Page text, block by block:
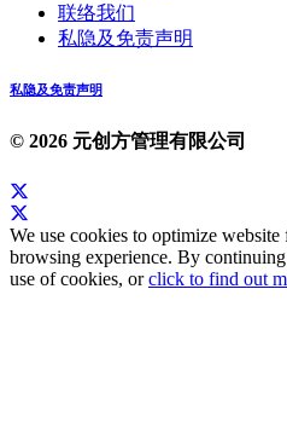
联络我们
私隐及免责声明
私隐及免责声明
© 2026 元创方管理有限公司
We use cookies to optimize
browsing experience. By
use of cookies, orclick to find out